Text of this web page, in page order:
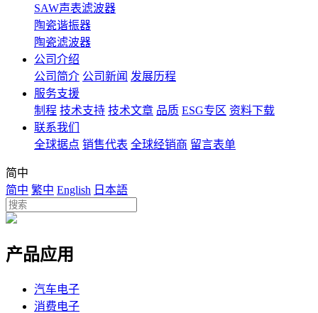
SAW声表滤波器
陶瓷谐振器
陶瓷滤波器
公司介绍
公司简介 公司新闻 发展历程
服务支援
制程 技术支持 技术文章 品质 ESG专区 资料下载
联系我们
全球据点 销售代表 全球经销商 留言表单
简中
简中 繁中 English 日本語
产品应用
汽车电子
消费电子